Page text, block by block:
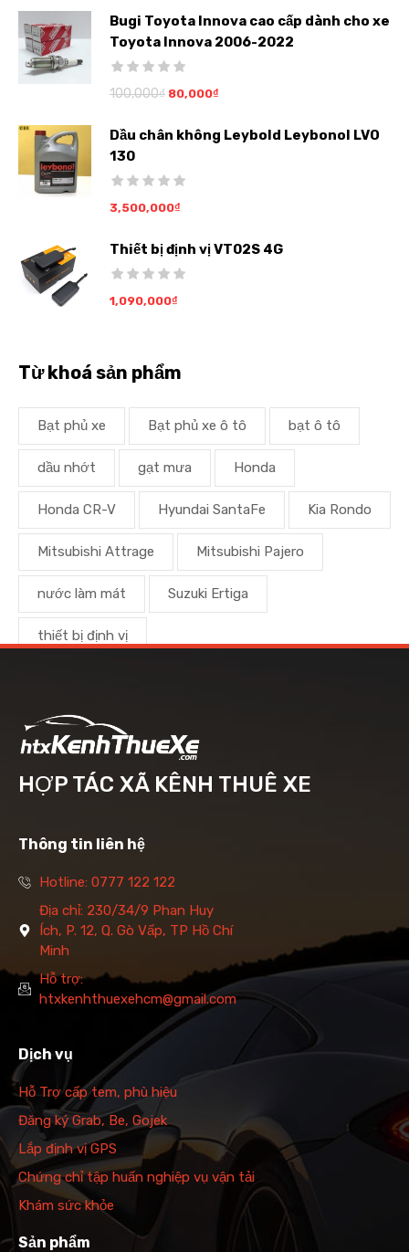
Bugi Toyota Innova cao cấp dành cho xe
Toyota Innova 2006-2022
100,000₫ 80,000₫
Dầu chân không Leybold Leybonol LVO
130
3,500,000₫
Thiết bị định vị VT02S 4G
1,090,000₫
Từ khoá sản phẩm
Bạt phủ xe Bạt phủ xe ô tô bạt ô tô
dầu nhớt gạt mưa Honda
Honda CR-V Hyundai SantaFe Kia Rondo
Mitsubishi Attrage Mitsubishi Pajero
nước làm mát Suzuki Ertiga
thiết bị định vị
HỢP TÁC XÃ KÊNH THUÊ XE
Thông tin liên hệ
Hotline: 0777 122 122
Địa chỉ: 230/34/9 Phan Huy
Ích, P. 12, Q. Gò Vấp, TP Hồ Chí
Minh
Hỗ trợ:
htxkenhthuexehcm@gmail.com
Dịch vụ
Hỗ Trợ cấp tem, phù hiệu
Đăng ký Grab, Be, Gojek
Lắp định vị GPS
Chứng chỉ tập huấn nghiệp vụ vận tải
Khám sức khỏe
Sản phẩm